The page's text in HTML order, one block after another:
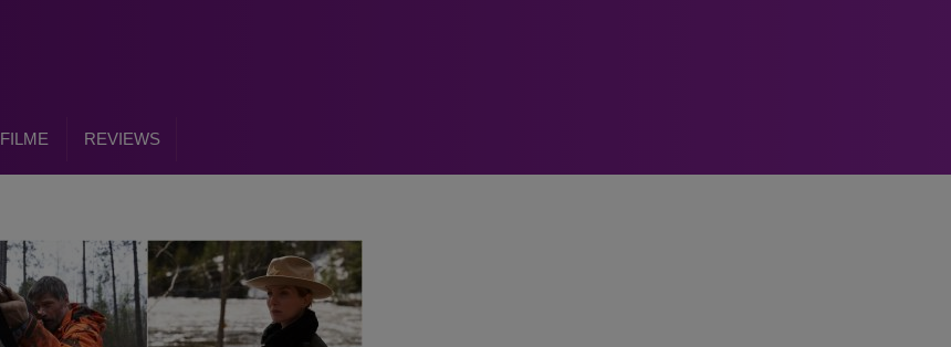
FILME REVIEWS